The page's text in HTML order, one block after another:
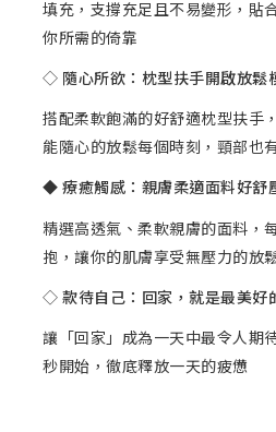
填充，支撐充足且不易變形，貼
你所需的倚靠
◇ 隨心所欲：枕型扶手開啟放鬆
搭配柔軟飽滿的好舒適枕型扶手
能隨心的放鬆每個時刻，頸部也
◆ 療癒觸感：親膚柔適面料好舒
精選高透氣、柔軟親膚的面料，
抱，讓你的肌膚享受無壓力的放
◇ 款待自己：回家，就是最美好
讓「回家」成為一天中最令人期
秒開始，徹底釋放一天的疲憊